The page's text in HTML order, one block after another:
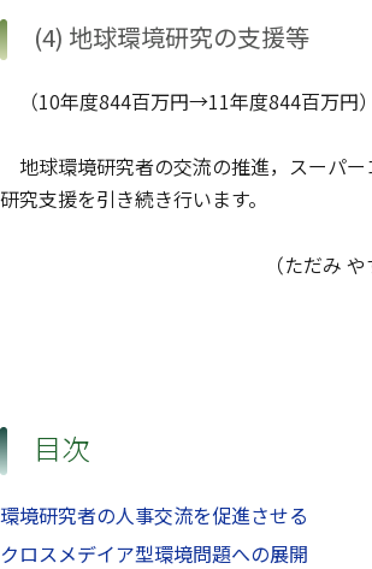
(4) 地球環境研究の支援等
（10年度844百万円→11年度844百万円）
地球環境研究者の交流の推進，スーパー
研究支援を引き続き行います。
（ただみ
目次
環境研究者の人事交流を促進させる
クロスメデイア型環境問題への展開